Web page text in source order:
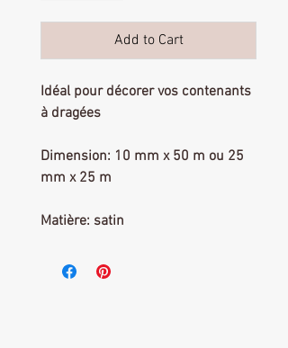
Add to Cart
Idéal pour décorer vos contenants
à dragées
Dimension: 10 mm x 50 m ou 25
mm x 25 m
Matière: satin